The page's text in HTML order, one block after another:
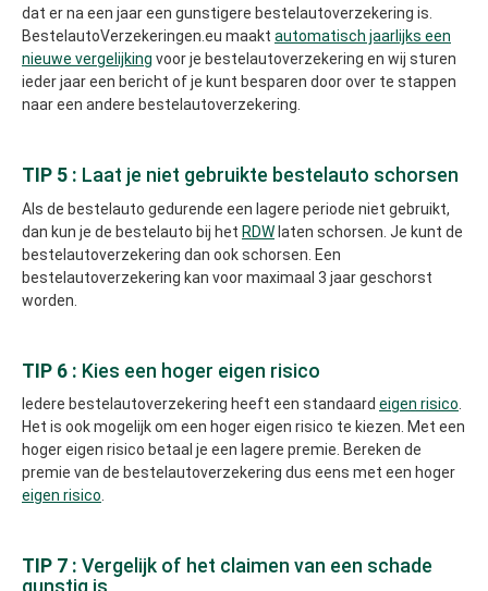
dat er na een jaar een gunstigere bestelautoverzekering is.
BestelautoVerzekeringen.eu maakt automatisch jaarlijks een
nieuwe vergelijking voor je bestelautoverzekering en wij sturen
ieder jaar een bericht of je kunt besparen door over te stappen
naar een andere bestelautoverzekering.
TIP 5 : Laat je niet gebruikte bestelauto schorsen
Als de bestelauto gedurende een lagere periode niet gebruikt,
dan kun je de bestelauto bij het RDWlaten schorsen. Je kunt de
bestelautoverzekering dan ook schorsen. Een
bestelautoverzekering kan voor maximaal 3 jaar geschorst
worden.
TIP 6 : Kies een hoger eigen risico
Iedere bestelautoverzekering heeft een standaard eigen risico
Het is ook mogelijk om een hoger eigen risico te kiezen. Met een
hoger eigen risico betaal je een lagere premie. Bereken de
premie van de bestelautoverzekering dus eens met een hoger
eigen risico
TIP 7 : Vergelijk of het claimen van een schade
gunstig is